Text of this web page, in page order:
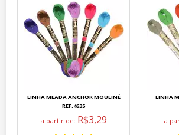
LINHA MEADA ANCHOR MOULINÉ
REF.4635
a partir de: R$3,29
LINHA
a